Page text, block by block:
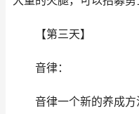
【第三天】
音律：
音律一个新的养成